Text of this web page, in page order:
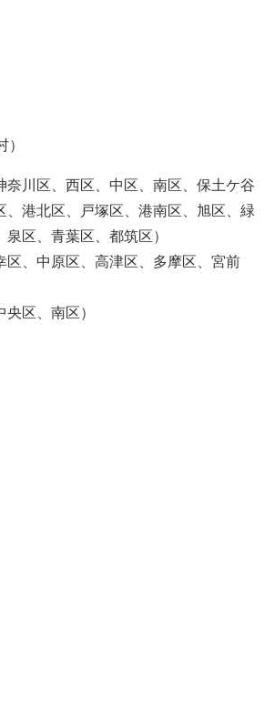
）
奈川区、西区、中区、南区、保土ケ谷
、港北区、戸塚区、港南区、旭区、緑
区、青葉区、都筑区）
区、中原区、高津区、多摩区、宮前
区、南区）